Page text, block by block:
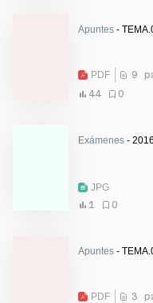
Apuntes -
PDF
9
44
0
Exámenes -
JPG
1
0
Apuntes -
PDF
3